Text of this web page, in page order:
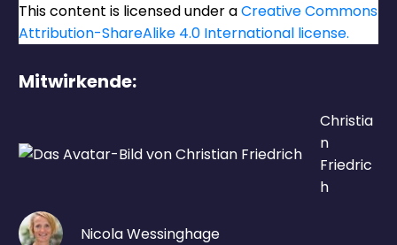
This content is licensed under aCreative Commons
Attribution-ShareAlike 4.0 International license.
Mitwirkende:
Christia
n
Friedric
h
Nicola Wessinghage